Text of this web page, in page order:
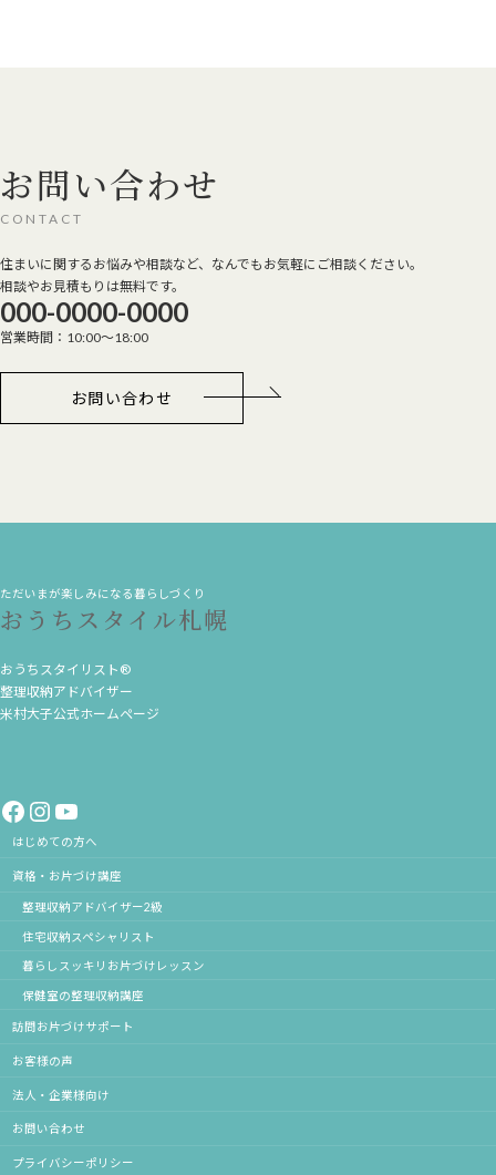
お問い合わせ
CONTACT
住まいに関するお悩みや相談など、なんでもお気軽にご相談ください。
相談やお見積もりは無料です。
000-0000-0000
営業時間：10:00～18:00
お問い合わせ
ただいまが楽しみになる暮らしづくり
おうちスタイル札幌
おうちスタイリスト®
整理収納アドバイザー
米村大子公式ホームページ
Facebook
Instagram
YouTube
はじめての方へ
資格・お片づけ講座
整理収納アドバイザー2級
住宅収納スペシャリスト
暮らしスッキリお片づけレッスン
保健室の整理収納講座
訪問お片づけサポート
お客様の声
法人・企業様向け
お問い合わせ
プライバシーポリシー